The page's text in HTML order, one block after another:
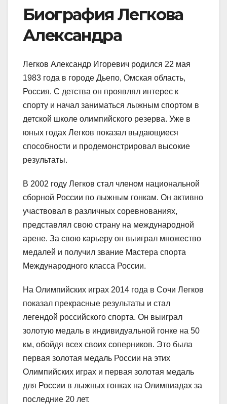
Биография Легкова
Александра
Легков Александр Игоревич родился 22 мая
1983 года в городе Дьепо, Омская область,
Россия. С детства он проявлял интерес к
спорту и начал заниматься лыжным спортом в
детской школе олимпийского резерва. Уже в
юных годах Легков показал выдающиеся
способности и продемонстрировал высокие
результаты.
В 2002 году Легков стал членом национальной
сборной России по лыжным гонкам. Он активно
участвовал в различных соревнованиях,
представлял свою страну на международной
арене. За свою карьеру он выиграл множество
медалей и получил звание Мастера спорта
Международного класса России.
На Олимпийских играх 2014 года в Сочи Легков
показал прекрасные результаты и стал
легендой российского спорта. Он выиграл
золотую медаль в индивидуальной гонке на 50
км, обойдя всех своих соперников. Это была
первая золотая медаль России на этих
Олимпийских играх и первая золотая медаль
для России в лыжных гонках на Олимпиадах за
последние 20 лет.